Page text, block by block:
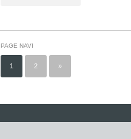
PAGE NAVI
1 2 »